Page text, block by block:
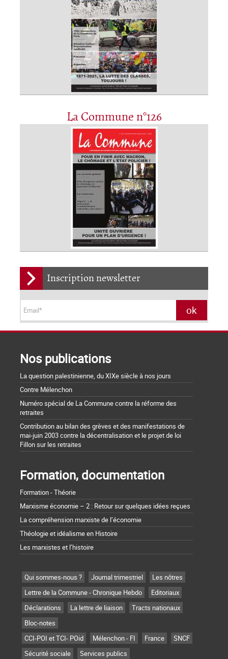
La Commune n°126
Inscription newsletter
Nos publications
La question palestinienne, du XIXe siècle à nos jours
Contre Mélenchon
Numéro spécial de La Commune contre la réforme des
retraites
Contribution au bilan des grèves et des manifestations de
mai-juin 2003 contre la décentralisation et le projet de loi
Fillon sur les retraites
Formation, documentation
Formation - Théorie
Marxisme économie – 2 : Retour sur quelques idées reçues
La compréhension marxiste de l’économie
Théologie et idéalisme en Histoire
Les marxistes et l’histoire
Qui sommes-nous ? Journal trimestriel
Les nôtres
Lettre de la Commune - Chronique Hebdo
Editoriaux
Déclarations
La lettre de liaison
Tracts nationaux
Bloc-notes
CCI-POI et TCI- POid
Mélenchon - FI France
SNCF
Sécurité sociale
Services publics